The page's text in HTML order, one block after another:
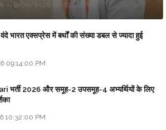
8/06/2026 10:09:00 PM
वंदे भारत एक्सप्रेस में बर्थों की संख्या डबल से ज्यादा हुई
09:14:00 PM
भर्ती 2026 और समूह-2 उपसमूह-4 अभ्यर्थियों के लिए
10:32:00 PM